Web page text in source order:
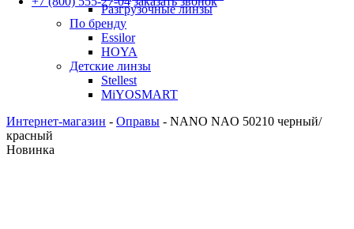
Разгрузочные линзы
По бренду
Essilor
HOYA
Детские линзы
Stellest
MiYOSMART
Интернет-магазин - Оправы - NANO NAO 50210 черный/
красный
Новинка